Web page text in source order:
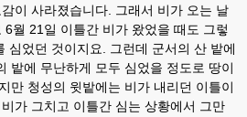
이 사라졌습니다. 그래서 비가 오는 날
월 21일 이틀간 비가 왔었을 때도 그렇
심었던 것이지요. 그런데 군서의 산 밭에
밭에 무난하게 모두 심었을 정도로 땅이
만 청성의 윗밭에는 비가 내리던 이틀이
가 그치고 이틀간 심는 상황에서 그만